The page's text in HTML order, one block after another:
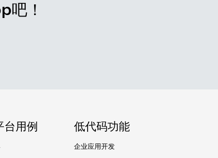
吧！
台用例 低代码功能
企业应用开发